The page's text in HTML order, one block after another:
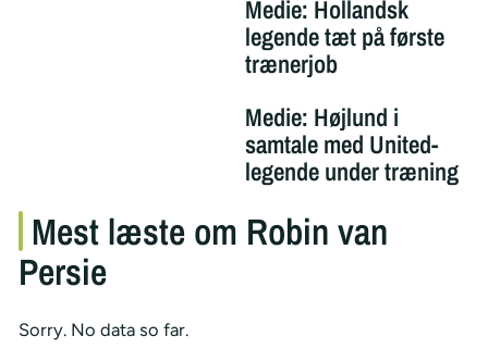
Medie: Hollandsk
legende tæt på første
trænerjob
Medie: Højlund i
samtale med United-
legende under træning
Mest læste om Robin van
Persie
Sorry. No data so far.